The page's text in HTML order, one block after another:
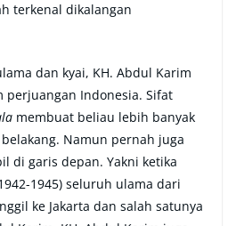
terkenal dikalangan
dan kyai, KH. Abdul Karim
perjuangan Indonesia. Sifat
membuat beliau lebih banyak
Namun pernah juga
di garis depan. Yakni ketika
1945) seluruh ulama dari
ke Jakarta dan salah satunya